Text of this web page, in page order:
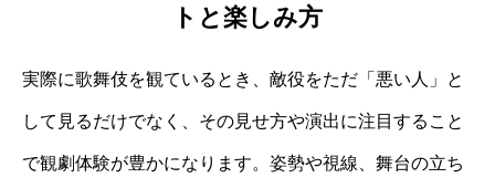
トと楽しみ方
実際に歌舞伎を観ているとき、敵役をただ「悪い人」と
して見るだけでなく、その見せ方や演出に注目すること
で観劇体験が豊かになります。姿勢や視線、舞台の立ち